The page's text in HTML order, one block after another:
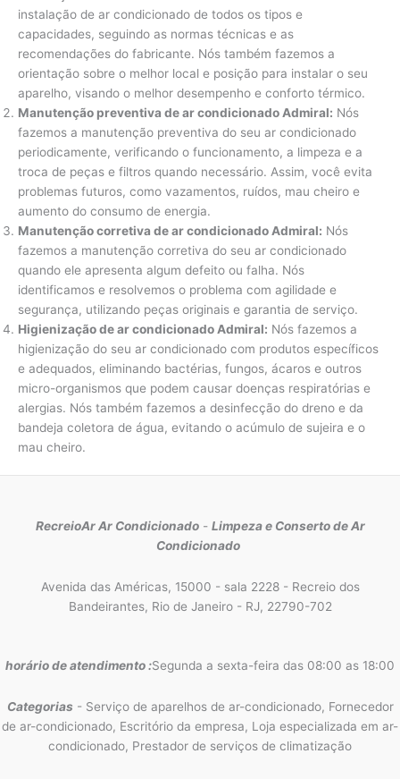
instalação de ar condicionado de todos os tipos e
capacidades, seguindo as normas técnicas e as
recomendações do fabricante. Nós também fazemos a
orientação sobre o melhor local e posição para instalar o seu
aparelho, visando o melhor desempenho e conforto térmico.
Manutenção preventiva de ar condicionado Admiral: Nós
fazemos a manutenção preventiva do seu ar condicionado
periodicamente, verificando o funcionamento, a limpeza e a
troca de peças e filtros quando necessário. Assim, você evita
problemas futuros, como vazamentos, ruídos, mau cheiro e
aumento do consumo de energia.
Manutenção corretiva de ar condicionado Admiral: Nós
fazemos a manutenção corretiva do seu ar condicionado
quando ele apresenta algum defeito ou falha. Nós
identificamos e resolvemos o problema com agilidade e
segurança, utilizando peças originais e garantia de serviço.
Higienização de ar condicionado Admiral: Nós fazemos a
higienização do seu ar condicionado com produtos específicos
e adequados, eliminando bactérias, fungos, ácaros e outros
micro-organismos que podem causar doenças respiratórias e
alergias. Nós também fazemos a desinfecção do dreno e da
bandeja coletora de água, evitando o acúmulo de sujeira e o
mau cheiro.
RecreioAr Ar Condicionado- Limpeza e Conserto de Ar
Condicionado
Avenida das Américas, 15000 - sala 2228 - Recreio dos
Bandeirantes, Rio de Janeiro - RJ, 22790-702
horário de atendimento :Segunda a sexta-feira das 08:00 as 18:00
Categorias - Serviço de aparelhos de ar-condicionado, Fornecedor
de ar-condicionado, Escritório da empresa, Loja especializada em ar-
condicionado, Prestador de serviços de climatização